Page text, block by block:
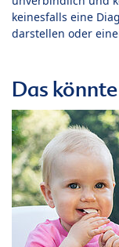
keinesfalls eine
darstellen oder
Das